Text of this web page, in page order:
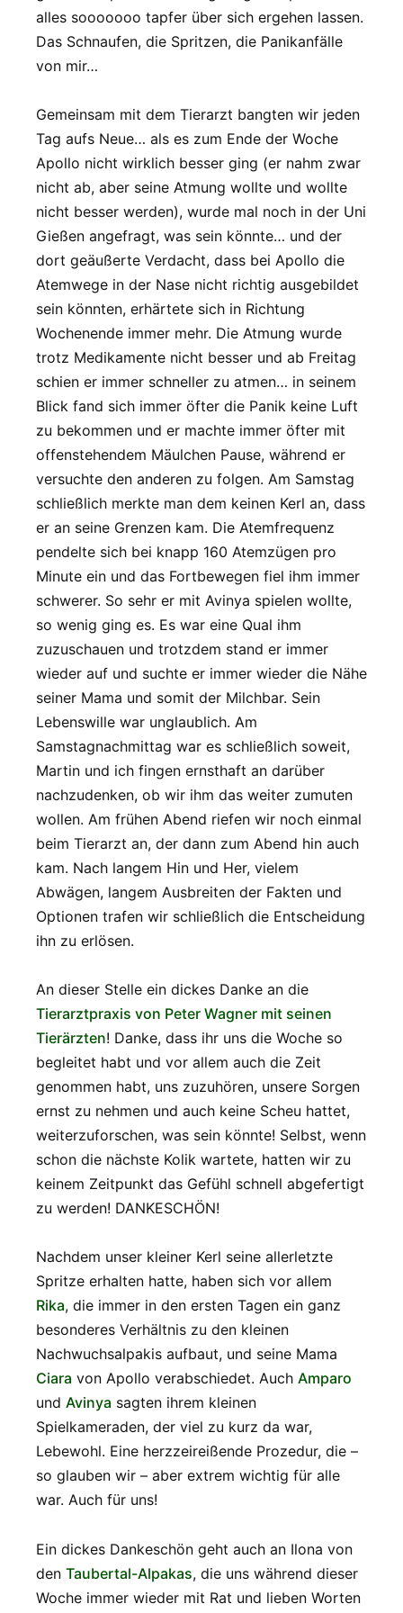
alles sooooooo tapfer über sich ergehen lassen.
Das Schnaufen, die Spritzen, die Panikanfälle
von mir…
Gemeinsam mit dem Tierarzt bangten wir jeden
Tag aufs Neue… als es zum Ende der Woche
Apollo nicht wirklich besser ging (er nahm zwar
nicht ab, aber seine Atmung wollte und wollte
nicht besser werden), wurde mal noch in der Uni
Gießen angefragt, was sein könnte… und der
dort geäußerte Verdacht, dass bei Apollo die
Atemwege in der Nase nicht richtig ausgebildet
sein könnten, erhärtete sich in Richtung
Wochenende immer mehr. Die Atmung wurde
trotz Medikamente nicht besser und ab Freitag
schien er immer schneller zu atmen… in seinem
Blick fand sich immer öfter die Panik keine Luft
zu bekommen und er machte immer öfter mit
offenstehendem Mäulchen Pause, während er
versuchte den anderen zu folgen. Am Samstag
schließlich merkte man dem keinen Kerl an, dass
er an seine Grenzen kam. Die Atemfrequenz
pendelte sich bei knapp 160 Atemzügen pro
Minute ein und das Fortbewegen fiel ihm immer
schwerer. So sehr er mit Avinya spielen wollte,
so wenig ging es. Es war eine Qual ihm
zuzuschauen und trotzdem stand er immer
wieder auf und suchte er immer wieder die Nähe
seiner Mama und somit der Milchbar. Sein
Lebenswille war unglaublich. Am
Samstagnachmittag war es schließlich soweit,
Martin und ich fingen ernsthaft an darüber
nachzudenken, ob wir ihm das weiter zumuten
wollen. Am frühen Abend riefen wir noch einmal
beim Tierarzt an, der dann zum Abend hin auch
kam. Nach langem Hin und Her, vielem
Abwägen, langem Ausbreiten der Fakten und
Optionen trafen wir schließlich die Entscheidung
ihn zu erlösen.
An dieser Stelle ein dickes Danke an die
Tierarztpraxis von Peter Wagner mit seinen
Tierärzten! Danke, dass ihr uns die Woche so
begleitet habt und vor allem auch die Zeit
genommen habt, uns zuzuhören, unsere Sorgen
ernst zu nehmen und auch keine Scheu hattet,
weiterzuforschen, was sein könnte! Selbst, wenn
schon die nächste Kolik wartete, hatten wir zu
keinem Zeitpunkt das Gefühl schnell abgefertigt
zu werden! DANKESCHÖN!
Nachdem unser kleiner Kerl seine allerletzte
Spritze erhalten hatte, haben sich vor allem
Rika, die immer in den ersten Tagen ein ganz
besonderes Verhältnis zu den kleinen
Nachwuchsalpakis aufbaut, und seine Mama
Ciara von Apollo verabschiedet. Auch Amparo
und Avinya sagten ihrem kleinen
Spielkameraden, der viel zu kurz da war,
Lebewohl. Eine herzzeireißende Prozedur, die –
so glauben wir – aber extrem wichtig für alle
war. Auch für uns!
Ein dickes Dankeschön geht auch an Ilona von
den Taubertal-Alpakas, die uns während dieser
Woche immer wieder mit Rat und lieben Worten